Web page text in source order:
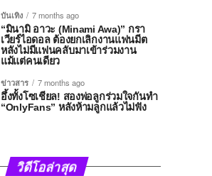
บันเทิง
7 months ago
“มินามิ อาวะ (Minami Awa)” กรา
เวียร์ไอดอล ต้องยกเลิกงานแฟนมีต
หลังไม่มีแฟนคลับมาเข้าร่วมงาน
แม้แต่คนเดียว
ข่าวสาร
7 months ago
อึ้งทั้งโซเชียล! สองพ่อลูกร่วมใจกันทำ
“OnlyFans” หลังห้ามลูกแล้วไม่ฟัง
วิดีโอล่าสุด